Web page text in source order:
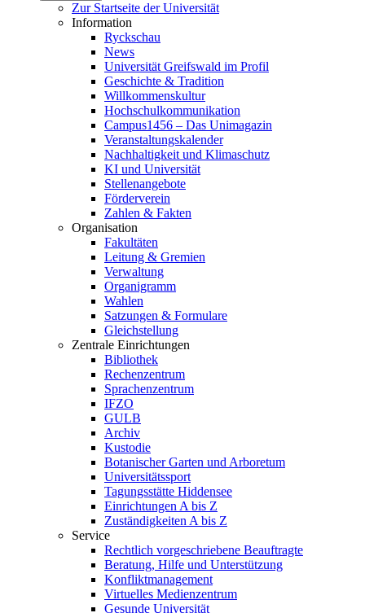
Zur Startseite der Universität
Information
Ryckschau
News
Universität Greifswald im Profil
Geschichte & Tradition
Willkommenskultur
Hochschulkommunikation
Campus1456 – Das Unimagazin
Veranstaltungskalender
Nachhaltigkeit und Klimaschutz
KI und Universität
Stellenangebote
Förderverein
Zahlen & Fakten
Organisation
Fakultäten
Leitung & Gremien
Verwaltung
Organigramm
Wahlen
Satzungen & Formulare
Gleichstellung
Zentrale Einrichtungen
Bibliothek
Rechenzentrum
Sprachenzentrum
IFZO
GULB
Archiv
Kustodie
Botanischer Garten und Arboretum
Universitätssport
Tagungsstätte Hiddensee
Einrichtungen A bis Z
Zuständigkeiten A bis Z
Service
Rechtlich vorgeschriebene Beauftragte
Beratung, Hilfe und Unterstützung
Konfliktmanagement
Virtuelles Medienzentrum
Gesunde Universität